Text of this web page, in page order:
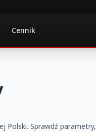
Cennik
Polski. Sprawdź parametry,